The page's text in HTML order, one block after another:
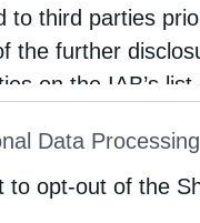
to third parties
the further
on the IAB’s
of Downstream
parties.
Data
to opt-out of the
του Αγίου
21 Αυγούστου 2017
η